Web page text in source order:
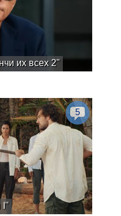
их всех 2"
I"
5